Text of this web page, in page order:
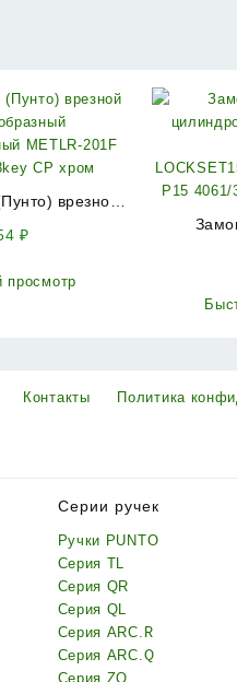
врезной
₽
просмотр
(KIT
Контакты Политика
Серии ручек
Ручки PUNTO
Серия TL
Серия QR
Серия QL
Серия ARC.R
Серия ARC.Q
Серия ZQ